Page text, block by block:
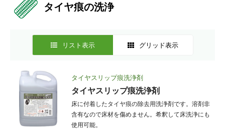
タイヤ痕の洗浄
リスト表示 グリッド表示
タイヤスリップ痕洗浄剤
タイヤスリップ痕洗浄剤
床に付着したタイヤ痕の除去用洗浄剤です。溶剤非
含有なので床材を傷めません。希釈して床洗浄にも
使用可能。